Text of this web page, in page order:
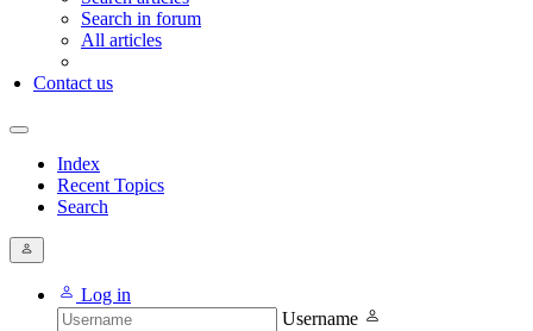
Search in forum
All articles
Contact us
Index
Recent Topics
Search
Log in
Username